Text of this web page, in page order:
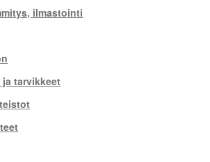
ilmastointi
tarvikkeet